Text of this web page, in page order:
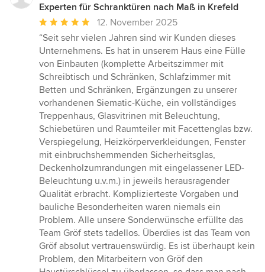
Experten für Schranktüren nach Maß in Krefeld
Durchschnittliche
Bewertung:
5
von
5
Sternen
12. November 2025
“Seit sehr vielen Jahren sind wir Kunden dieses
Unternehmens. Es hat in unserem Haus eine Fülle
von Einbauten (komplette Arbeitszimmer mit
Schreibtisch und Schränken, Schlafzimmer mit
Betten und Schränken, Ergänzungen zu unserer
vorhandenen Siematic-Küche, ein vollständiges
Treppenhaus, Glasvitrinen mit Beleuchtung,
Schiebetüren und Raumteiler mit Facettenglas bzw.
Verspiegelung, Heizkörperverkleidungen, Fenster
mit einbruchshemmenden Sicherheitsglas,
Deckenholzumrandungen mit eingelassener LED-
Beleuchtung u.v.m.) in jeweils herausragender
Qualität erbracht. Komplizierteste Vorgaben und
bauliche Besonderheiten waren niemals ein
Problem. Alle unsere Sonderwünsche erfüllte das
Team Gröf stets tadellos. Überdies ist das Team von
Gröf absolut vertrauenswürdig. Es ist überhaupt kein
Problem, den Mitarbeitern von Gröf den